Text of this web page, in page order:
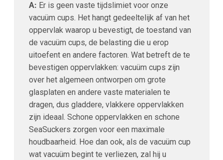
A: Er is geen vaste tijdslimiet voor onze
vacuüm cups. Het hangt gedeeltelijk af van het
oppervlak waarop u bevestigt, de toestand van
de vacuüm cups, de belasting die u erop
uitoefent en andere factoren. Wat betreft de te
bevestigen oppervlakken: vacuüm cups zijn
over het algemeen ontworpen om grote
glasplaten en andere vaste materialen te
dragen, dus gladdere, vlakkere oppervlakken
zijn ideaal. Schone oppervlakken en schone
SeaSuckers zorgen voor een maximale
houdbaarheid. Hoe dan ook, als de vacuüm cup
wat vacuüm begint te verliezen, zal hij u